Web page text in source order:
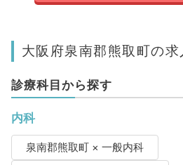
大阪府泉南郡熊取町の求
診療科目から探す
内科
泉南郡熊取町 × 一般内科